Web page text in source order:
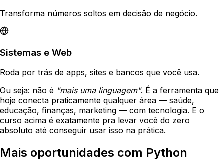
Transforma números soltos em decisão de negócio.
Sistemas e Web
Roda por trás de apps, sites e bancos que você usa.
Ou seja: não é "mais uma linguagem". É a ferramenta que
hoje conecta praticamente qualquer área — saúde,
educação, finanças, marketing — com tecnologia. E o
curso acima é exatamente pra levar você do zero
absoluto até conseguir usar isso na prática.
Mais oportunidades com Python